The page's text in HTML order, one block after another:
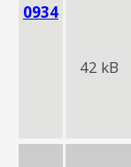
0934
42 kB